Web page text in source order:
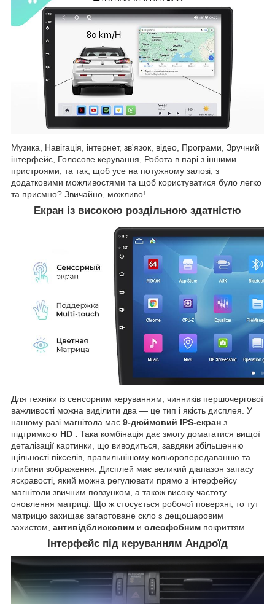
Музика, Навігація, інтернет, зв'язок, відео, Програми, Зручний
інтерфейс, Голосове керування, Робота в парі з іншими
пристроями, та так, щоб усе на потужному залозі, з
додатковими можливостями та щоб користуватися було легко
та приємно? Звичайно, можливо!
Екран із високою роздільною здатністю
Для техніки із сенсорним керуванням, чинників першочергової
важливості можна виділити два — це тип і якість дисплея. У
нашому разі магнітола має 9-дюймовий IPS-екран з
підтримкою HD . Така комбінація дає змогу домагатися вищої
деталізації картинки, що виводиться, завдяки збільшенню
щільності пікселів, правильнішому кольоропередаванню та
глибини зображення. Дисплей має великий діапазон запасу
яскравості, який можна регулювати прямо з інтерфейсу
магнітоли звичним повзунком, а також високу частоту
оновлення матриці. Що ж стосується робочої поверхні, то тут
матрицю захищає загартоване скло з дещошаровим
захистом, антивідблисковим и олеофобним покриттям.
Інтерфейс під керуванням Андроїд